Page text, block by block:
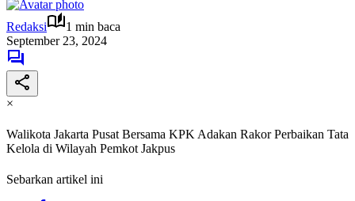
Redaksi
1 min baca
September 23, 2024
×
Walikota Jakarta Pusat Bersama KPK Adakan Rakor Perbaikan Tata
Kelola di Wilayah Pemkot Jakpus
Sebarkan artikel ini